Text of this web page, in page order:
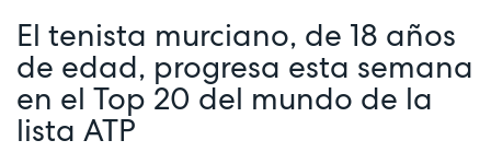
El tenista murciano, de 18 años
de edad, progresa esta semana
en el Top 20 del mundo de la
lista ATP